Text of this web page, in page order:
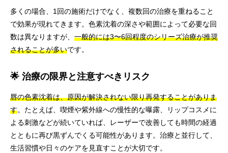
多くの場合、1回の施術だけでなく、複数回の治療を重ねること
で効果が現れてきます。色素沈着の深さや範囲によって必要な回
数は異なりますが、 一般的には3〜6回程度のシリーズ治療が推奨
されることが多いです。
🌟 治療の限界と注意すべきリスク
唇の色素沈着は、原因が解決されない限り再発することがありま
す。たとえば、喫煙や紫外線への慢性的な曝露、リップコスメに
よる刺激などが続いていれば、レーザーで改善しても時間の経過
とともに再び黒ずんでくる可能性があります。治療と並行して、
生活習慣や日々のケアを見直すことが大切です。